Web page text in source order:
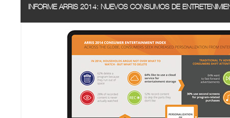
INFORME ARRIS 2014: NUEVOS CONSUMOS DE